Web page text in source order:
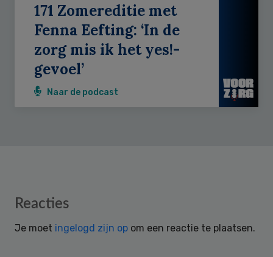
171 Zomereditie met
Fenna Eefting: ‘In de
zorg mis ik het yes!-
gevoel’
Naar de podcast
Reader
Reacties
Je moet ingelogd zijn op om een reactie te plaatsen.